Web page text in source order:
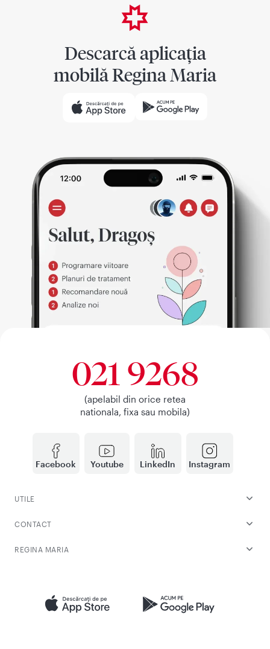
Descarcă aplicația
mobilă Regina Maria
Facebook Youtube LinkedIn Instagram
021 9268
(apelabil din orice retea
nationala, fixa sau mobila)
UTILE
CONTACT
REGINA MARIA